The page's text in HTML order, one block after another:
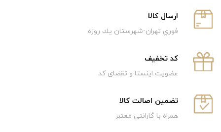
ارسال كالا
فوري تهران-شهرستان يك روزه
كد تخفيف
عضویت اینستا و تقضای کد
تضمین اصالت کالا
همراه با گارانتی معتبر